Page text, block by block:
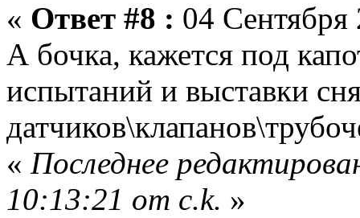
« Ответ #8 : 04
А бочка, кажется под
испытаний и выставки
« Последнее
10:13:21 от c.k. »